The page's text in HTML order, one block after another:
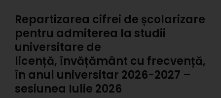
Repartizarea cifrei de școlarizare
pentru admiterea la studii
universitare de
licență, învățământ cu frecvență,
în anul universitar 2026-2027 –
sesiunea Iulie 2026